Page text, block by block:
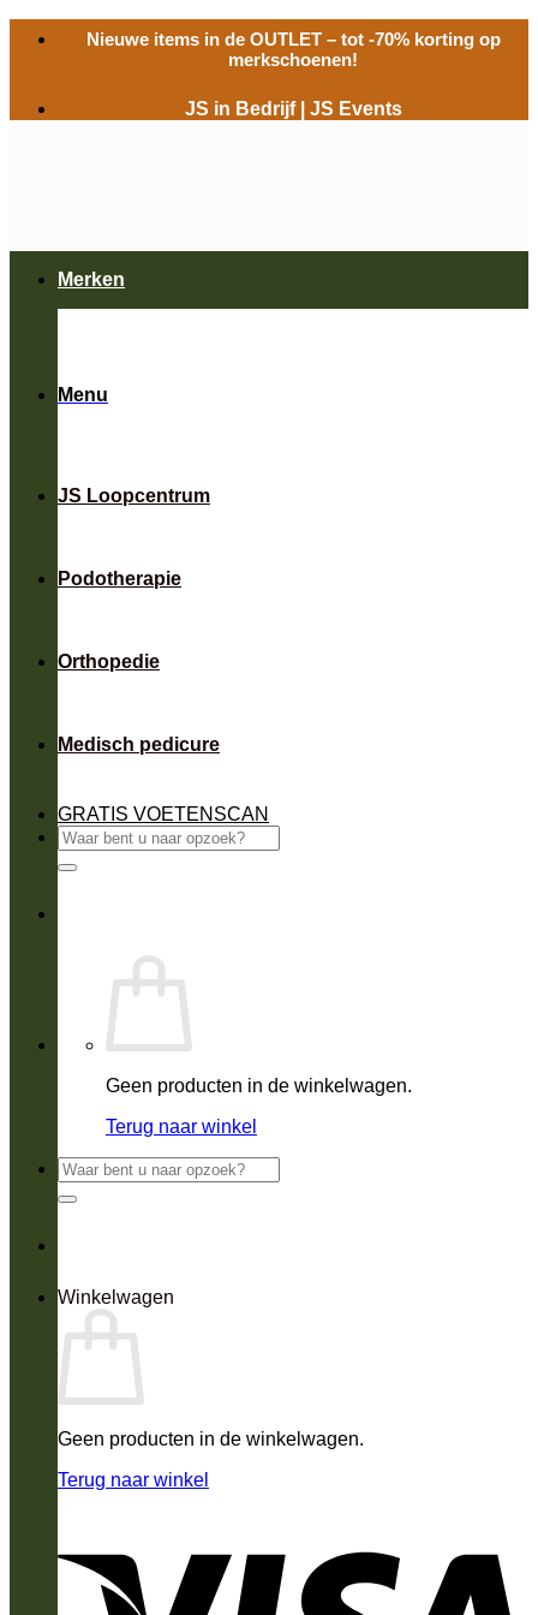
naar
Nieuwe items in de OUTLET– tot -70% korting op
merkschoenen!
JS in Bedrijf JS Events
Menu
JS Loopcentrum
Podotherapie
Orthopedie
Medisch pedicure
GRATIS VOETENSCAN
Zoeken
naar:
Geen producten in de winkelwagen.
Terug naar winkel
Zoeken
naar:
Winkelwagen
Geen producten in de winkelwagen.
Terug naar winkel
Merken